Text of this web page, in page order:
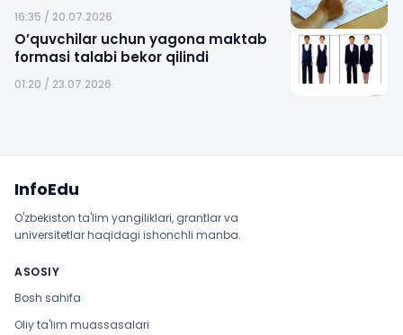
16:35 / 20.07.2026
O’quvchilar uchun yagona maktab
formasi talabi bekor qilindi
01:20 / 23.07.2026
InfoEdu
O'zbekiston ta'lim yangiliklari, grantlar va
universitetlar haqidagi ishonchli manba.
ASOSIY
Bosh sahifa
Oliy ta'lim muassasalari